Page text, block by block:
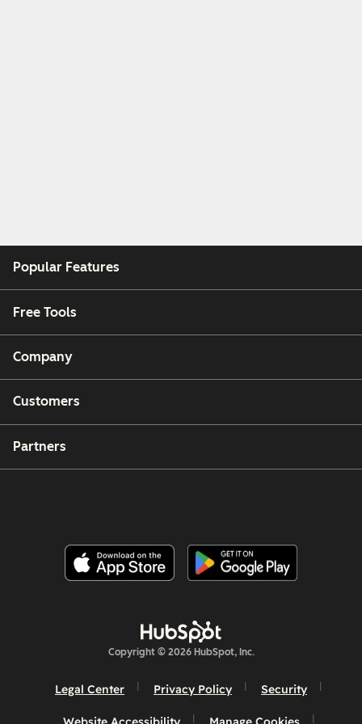
Popular Features
Free Tools
Company
Customers
Partners
Copyright © 2026 HubSpot, Inc.
Legal Center Privacy Policy Security